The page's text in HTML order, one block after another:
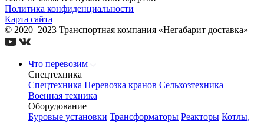
Политика конфиденциальности
Карта сайта
© 2020–2023 Транспортная компания «Негабарит доставка»
Что перевозим
Спецтехника
Спецтехника Перевозка кранов Сельхозтехника
Военная техника
Оборудование
Буровые установки Трансформаторы Реакторы Котлы,